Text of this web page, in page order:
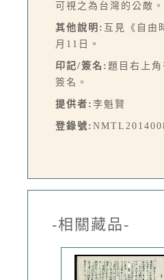
可視之為台灣的公敵
其他說明: 互見《自由
月11日。
印記/簽名: 題目右上角
簽名。
提供者: 李魁賢
登錄號:
-相關藏品-